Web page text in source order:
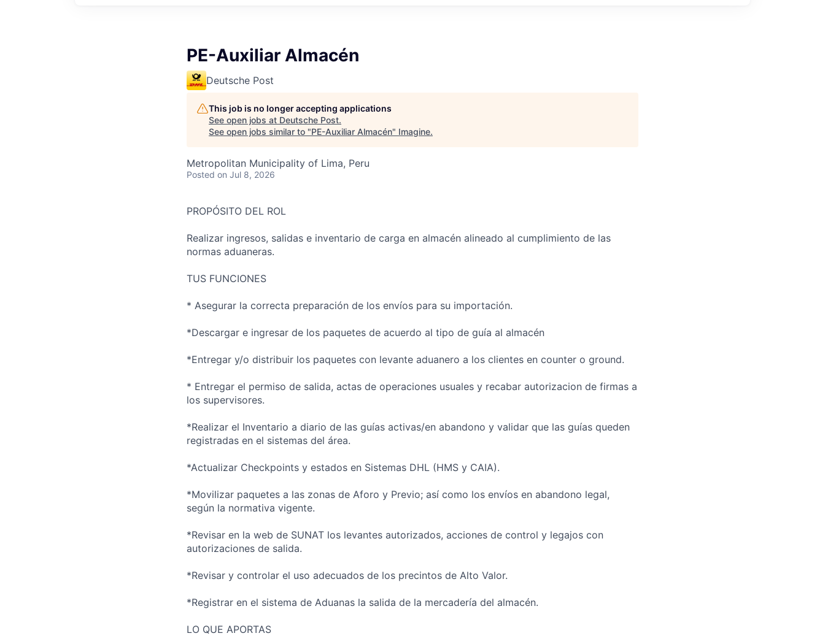
PE-Auxiliar Almacén
Deutsche Post
This job is no longer accepting applications
See open jobs at Deutsche Post.
See open jobs similar to "PE-Auxiliar Almacén" Imagine.
Metropolitan Municipality of Lima, Peru
Posted on Jul 8, 2026
PROPÓSITO DEL ROL
Realizar ingresos, salidas e inventario de carga en almacén alineado al cumplimiento de las
normas aduaneras.
TUS FUNCIONES
* Asegurar la correcta preparación de los envíos para su importación.
*Descargar e ingresar de los paquetes de acuerdo al tipo de guía al almacén
*Entregar y/o distribuir los paquetes con levante aduanero a los clientes en counter o ground.
* Entregar el permiso de salida, actas de operaciones usuales y recabar autorizacion de firmas a
los supervisores.
*Realizar el Inventario a diario de las guías activas/en abandono y validar que las guías queden
registradas en el sistemas del área.
*Actualizar Checkpoints y estados en Sistemas DHL (HMS y CAIA).
*Movilizar paquetes a las zonas de Aforo y Previo; así como los envíos en abandono legal,
según la normativa vigente.
*Revisar en la web de SUNAT los levantes autorizados, acciones de control y legajos con
autorizaciones de salida.
*Revisar y controlar el uso adecuados de los precintos de Alto Valor.
*Registrar en el sistema de Aduanas la salida de la mercadería del almacén.
LO QUE APORTAS